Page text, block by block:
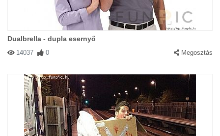
Dualbrella - dupla esernyő
14037 0 Megosztás